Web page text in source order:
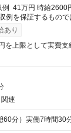
41万円 時給2600
例を保証するもの
可（利用条件有）
あり
を上限として実費支
連
60分）実働7時間30